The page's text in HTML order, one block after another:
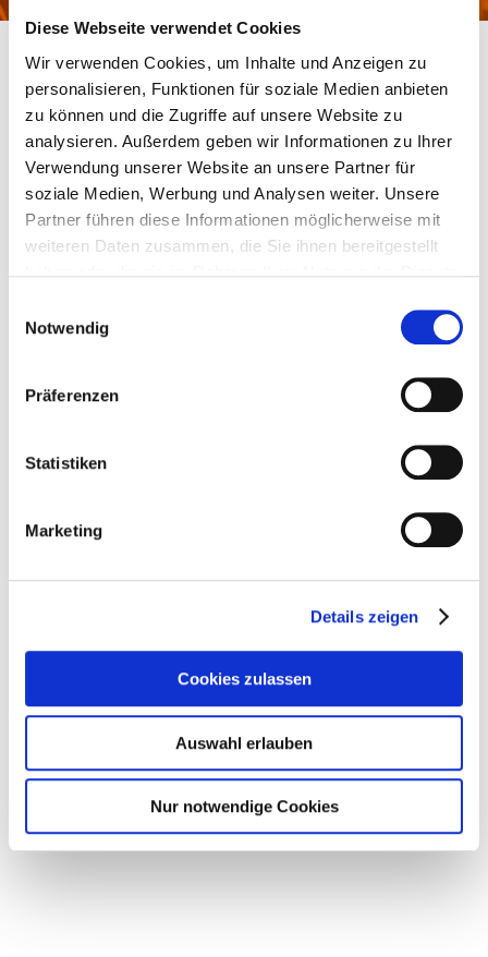
Diese Webseite verwendet Cookies
Wir verwenden Cookies, um Inhalte und Anzeigen zu
personalisieren, Funktionen für soziale Medien anbieten
zu können und die Zugriffe auf unsere Website zu
analysieren. Außerdem geben wir Informationen zu Ihrer
Verwendung unserer Website an unsere Partner für
soziale Medien, Werbung und Analysen weiter. Unsere
Partner führen diese Informationen möglicherweise mit
weiteren Daten zusammen, die Sie ihnen bereitgestellt
Notwendig
Präferenzen
Statistiken
Marketing
Details zeigen
Cookies zulassen
Auswahl erlauben
Nur notwendige Cookies
FACTS & FIGURES
ESSEN
Bullmannaue 11
Gelsenkirchener Str. 181
Kreuzung Bullmannaue
Germany
OPENING HOURS
DATE
OPENING HOURS
10:00am to 6:00pm